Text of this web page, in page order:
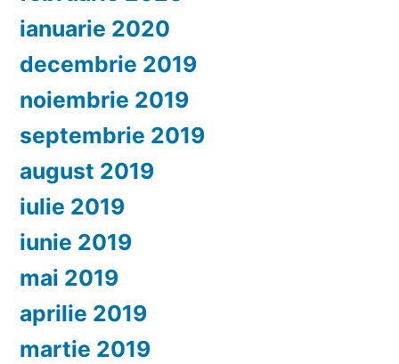
ianuarie 2020
decembrie 2019
noiembrie 2019
septembrie 2019
august 2019
iulie 2019
iunie 2019
mai 2019
aprilie 2019
martie 2019